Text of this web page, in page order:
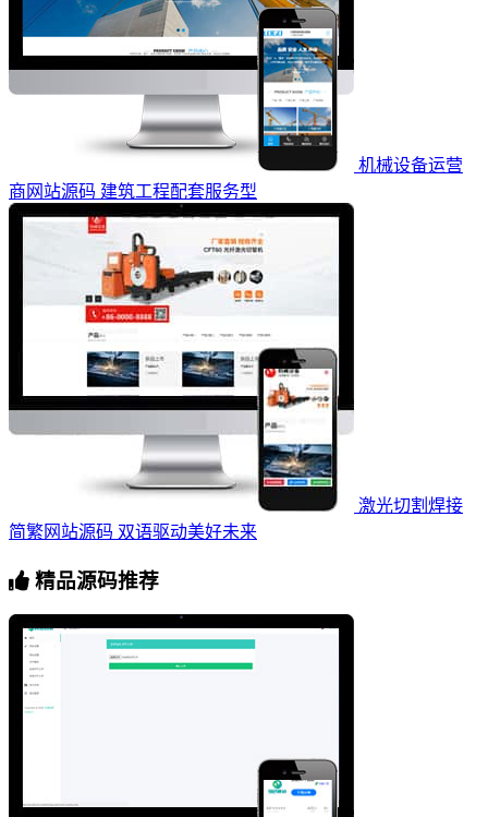
机械设备运营
商网站源码 建筑工程配套服务型
激光切割焊接
简繁网站源码 双语驱动美好未来
精品源码推荐